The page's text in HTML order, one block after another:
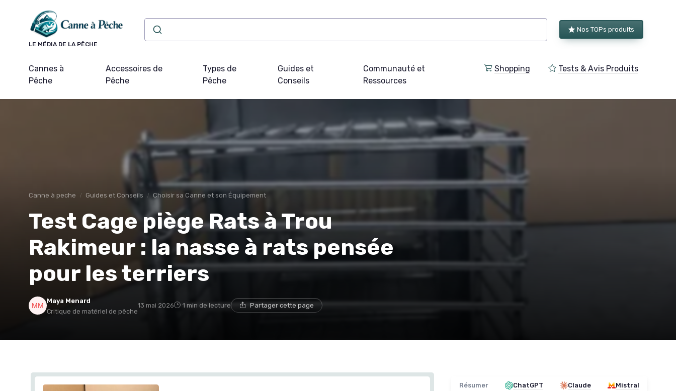
LE MÉDIA DE LA PÊCHE
Nos TOPs produits
Cannes à
Pêche
Accessoires de
Pêche
Types de
Pêche
Guides et
Conseils
Communauté et
Ressources
Shopping Tests & Avis Produits
Canne à peche Guides et Conseils Choisir sa Canne et son Équipement
Test Cage piège Rats à Trou
Rakimeur : la nasse à rats pensée
pour les terriers
Maya Menard
Critique de matériel de pêche
13 mai 2026 1 min de lecture Partager cette page
Résumer ChatGPT Claude Mistral